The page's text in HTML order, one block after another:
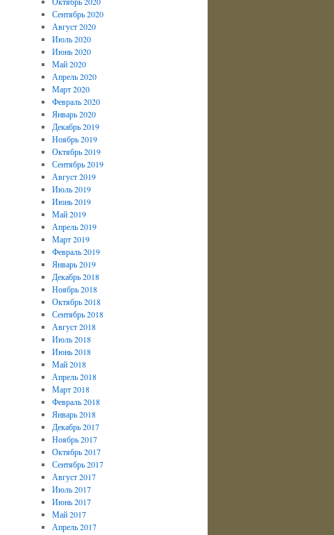
Сентябрь 2020
Август 2020
Июль 2020
Июнь 2020
Май 2020
Апрель 2020
Март 2020
Февраль 2020
Январь 2020
Декабрь 2019
Ноябрь 2019
Октябрь 2019
Сентябрь 2019
Август 2019
Июль 2019
Июнь 2019
Май 2019
Апрель 2019
Март 2019
Февраль 2019
Январь 2019
Декабрь 2018
Ноябрь 2018
Октябрь 2018
Сентябрь 2018
Август 2018
Июль 2018
Июнь 2018
Май 2018
Апрель 2018
Март 2018
Февраль 2018
Январь 2018
Декабрь 2017
Ноябрь 2017
Октябрь 2017
Сентябрь 2017
Август 2017
Июль 2017
Июнь 2017
Май 2017
Апрель 2017